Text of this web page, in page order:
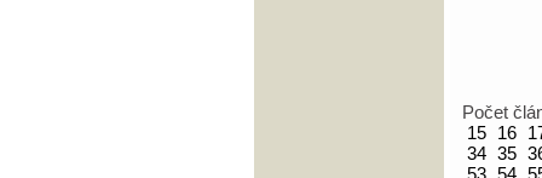
Počet
15 16
34 35
53 54